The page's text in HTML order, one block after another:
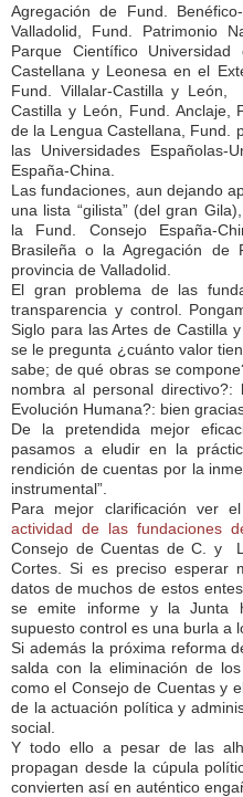
Agregación de Fund.
Valladolid, Fund. Patrimonio
Parque Científico
Castellana y Leonesa en el
Fund. Villalar-Castilla y
Castilla y León, Fund. Anclaje,
de la Lengua Castellana, Fund.
las Universidades Españolas-
España-China.
Las fundaciones, aun dejando
una lista “gilista” (del gran
la Fund. Consejo España-
Brasileña o la Agregación de
provincia de Valladolid.
El gran problema de las
transparencia y control.
Siglo para las Artes de Castilla
se le pregunta ¿cuánto valor
sabe; de qué obras se
nombra al personal
Evolución Humana?: bien
De la pretendida mejor
pasamos a eludir en la
rendición de cuentas por la
instrumental”.
Para mejor clarificación ver
actividad de las fundaciones
Consejo de Cuentas de C. y
Cortes. Si es preciso esperar
datos de muchos de estos
se emite informe y la Junta
supuesto control es una burla a
Si además la próxima reforma
salda con la eliminación de
como el Consejo de Cuentas y
de la actuación política y
social.
Y todo ello a pesar de las
propagan desde la cúpula
convierten así en auténtico